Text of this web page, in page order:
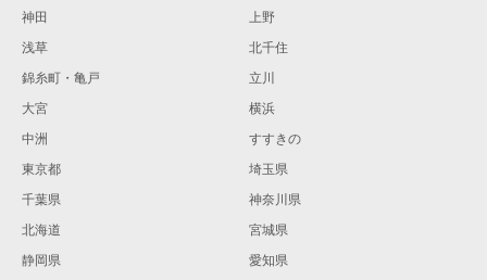
神田
上野
浅草
北千住
錦糸町・亀戸
立川
大宮
横浜
中洲
すすきの
東京都
埼玉県
千葉県
神奈川県
北海道
宮城県
静岡県
愛知県